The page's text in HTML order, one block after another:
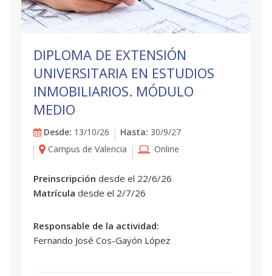
DIPLOMA DE EXTENSIÓN
UNIVERSITARIA EN ESTUDIOS
INMOBILIARIOS. MÓDULO
MEDIO
Desde: 13/10/26 Hasta: 30/9/27
Campus de Valencia
Online
Preinscripción desde el 22/6/26
Matrícula desde el 2/7/26
Responsable de la actividad:
Fernando José Cos-Gayón López